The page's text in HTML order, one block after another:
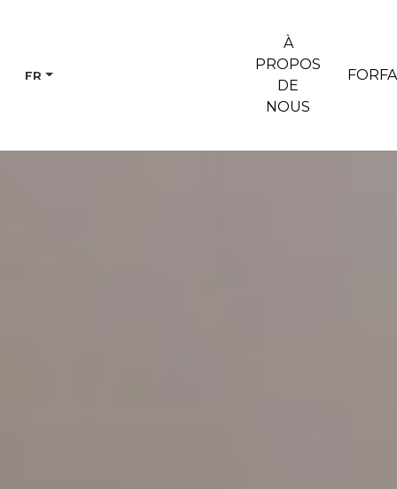
FR
À
PROPOS
DE
NOUS